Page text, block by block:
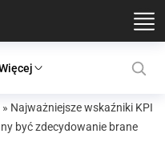
» Najważniejsze wskaźniki KPI
być zdecydowanie brane